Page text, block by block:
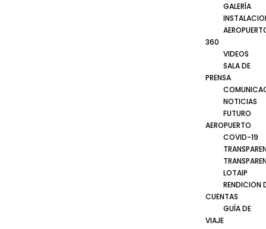
GALERÍA
360
VIDEOS
SALA DE
PRENSA
NOTICIAS
FUTURO
AEROPUERTO
COVID-19
LOTAIP
RENDICION
CUENTAS
GUÍA DE
VIAJE